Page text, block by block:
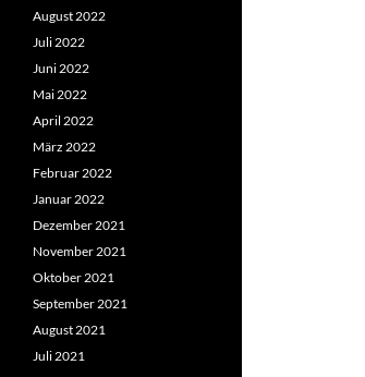
August 2022
Juli 2022
Juni 2022
Mai 2022
April 2022
März 2022
Februar 2022
Januar 2022
Dezember 2021
November 2021
Oktober 2021
September 2021
August 2021
Juli 2021